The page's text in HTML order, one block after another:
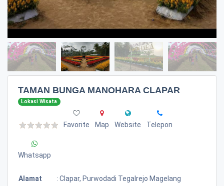
TAMAN BUNGA MANOHARA CLAPAR
Lokasi Wisata
Favorite Map Website Telepon
Whatsapp
Alamat :Clapar, Purwodadi Tegalrejo Magelang